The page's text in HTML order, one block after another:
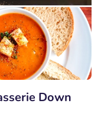
Down